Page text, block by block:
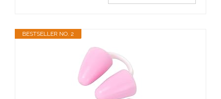
BESTSELLER NO. 2